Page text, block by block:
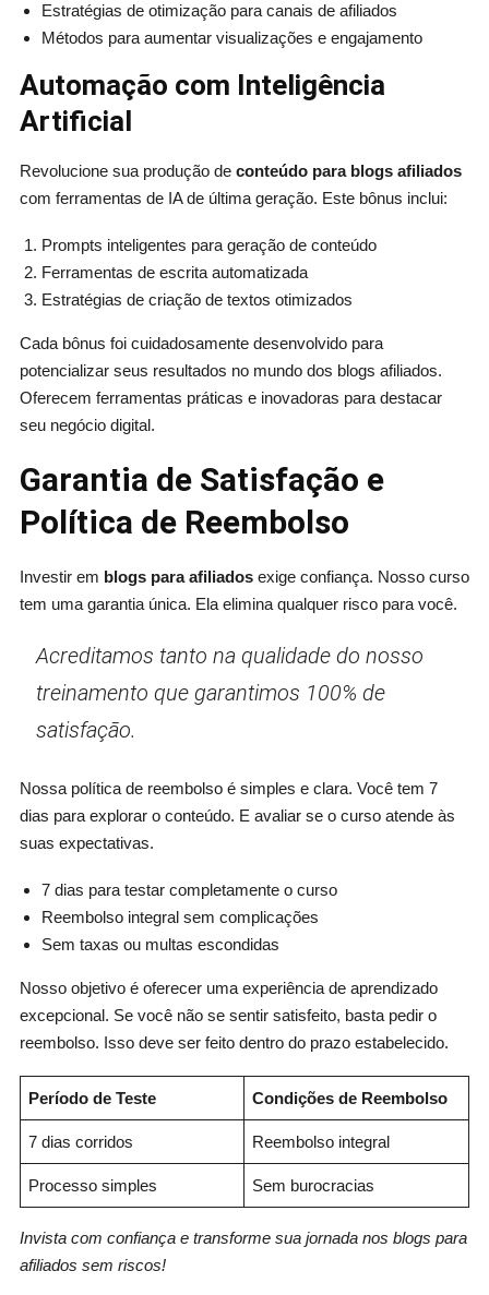
Estratégias de otimização para canais de afiliados
Métodos para aumentar visualizações e engajamento
Automação com Inteligência
Artificial
Revolucione sua produção de conteúdo para blogs afiliados
com ferramentas de IA de última geração. Este bônus inclui:
Prompts inteligentes para geração de conteúdo
Ferramentas de escrita automatizada
Estratégias de criação de textos otimizados
Cada bônus foi cuidadosamente desenvolvido para
potencializar seus resultados no mundo dos blogs afiliados.
Oferecem ferramentas práticas e inovadoras para destacar
seu negócio digital.
Garantia de Satisfação e
Política de Reembolso
Investir em blogs para afiliadosexige confiança. Nosso curso
tem uma garantia única. Ela elimina qualquer risco para você.
Acreditamos tanto na qualidade do nosso
treinamento que garantimos 100% de
satisfação.
Nossa política de reembolso é simples e clara. Você tem 7
dias para explorar o conteúdo. E avaliar se o curso atende às
suas expectativas.
7 dias para testar completamente o curso
Reembolso integral sem complicações
Sem taxas ou multas escondidas
Nosso objetivo é oferecer uma experiência de aprendizado
excepcional. Se você não se sentir satisfeito, basta pedir o
reembolso. Isso deve ser feito dentro do prazo estabelecido.
Período de Teste Condições de Reembolso
7 dias corridos Reembolso integral
Processo simples Sem burocracias
Invista com confiança e transforme sua jornada nos blogs para
afiliados sem riscos!